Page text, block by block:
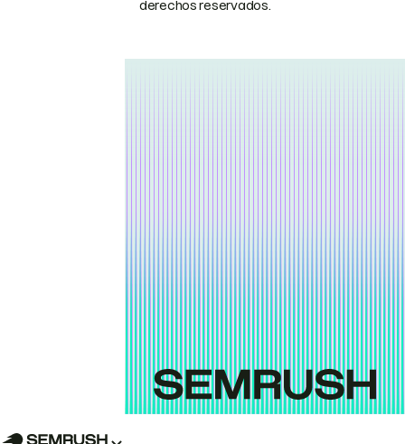
derechos reservados.